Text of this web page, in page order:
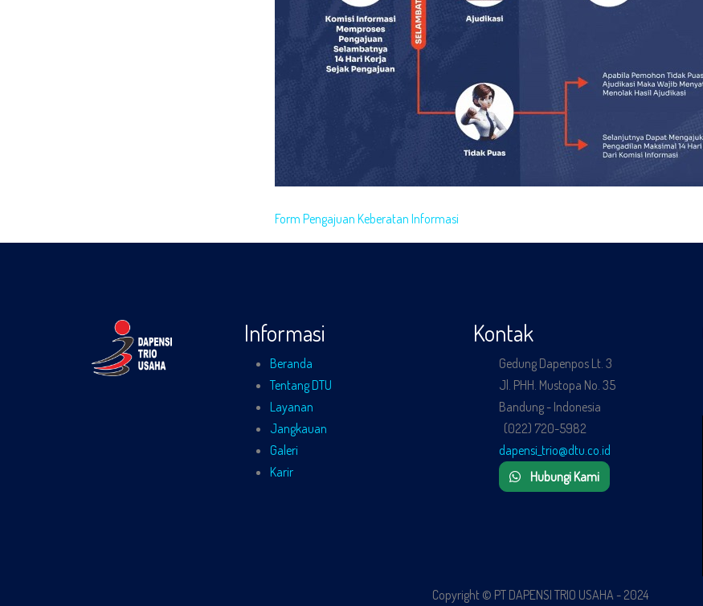
Form Pengajuan Keberatan Informasi
Informasi
Beranda
Tentang DTU
Layanan
Jangkauan
Galeri
Karir
Kontak
Gedung Dapenpos Lt. 3
Jl. PHH. Mustopa No. 35
Bandung - Indonesia
(022) 720-5982
dapensi_trio@dtu.co.id
Hubungi Kami
Copyright © PT DAPENSI TRIO USAHA - 2024